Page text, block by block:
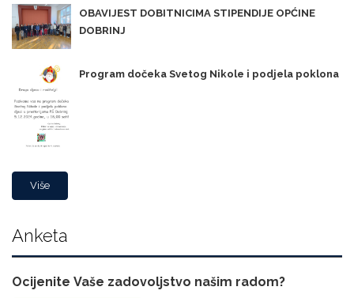
OBAVIJEST DOBITNICIMA STIPENDIJE OPĆINE
DOBRINJ
Program dočeka Svetog Nikole i podjela poklona
Više
Anketa
Ocijenite Vaše zadovoljstvo našim radom?